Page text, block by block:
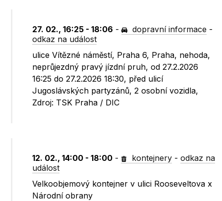
27. 02., 16:25 - 18:06 - dopravní informace -
odkaz na událost
ulice Vítězné náměstí, Praha 6, Praha, nehoda,
neprůjezdný pravý jízdní pruh, od 27.2.2026
16:25 do 27.2.2026 18:30, před ulicí
Jugoslávských partyzánů, 2 osobní vozidla,
Zdroj: TSK Praha / DIC
12. 02., 14:00 - 18:00 - kontejnery -odkaz na
událost
Velkoobjemový kontejner v ulici Rooseveltova x
Národní obrany